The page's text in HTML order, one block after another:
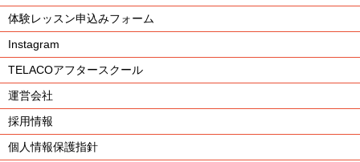
体験レッスン申込みフォーム
Instagram
TELACOアフタースクール
運営会社
採用情報
個人情報保護指針